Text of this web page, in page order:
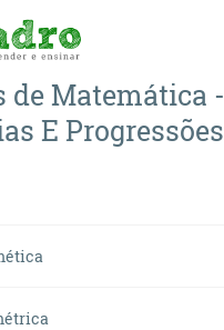
deMatemática -
E Progressões